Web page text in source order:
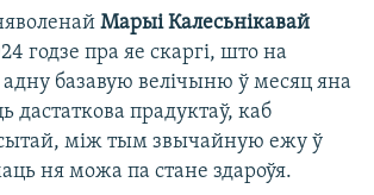
Марыі Калесьнікавай
годзе пра яе скаргі, што на
базавую велічыню ў месяц яна
прадуктаў, каб
між тым звычайную ежу ў
ня можа па стане здароўя.